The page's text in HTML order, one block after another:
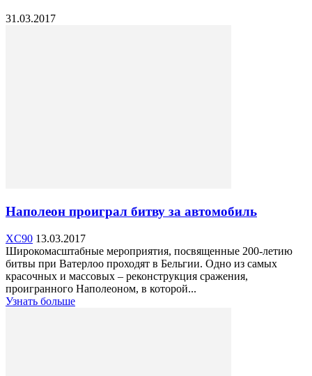
31.03.2017
Наполеон проиграл битву за автомобиль
XC90 13.03.2017
Широкомасштабные мероприятия, посвященные 200-летию
битвы при Ватерлоо проходят в Бельгии. Одно из самых
красочных и массовых – реконструкция сражения,
проигранного Наполеоном, в которой...
Узнать больше